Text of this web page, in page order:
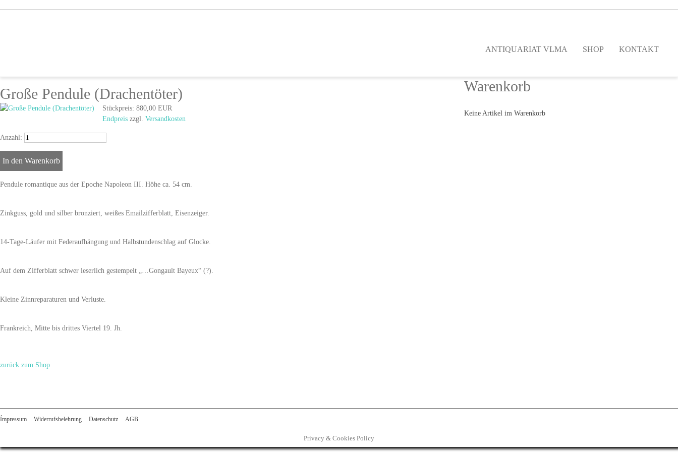
ANTIQUARIAT VLMA SHOP KONTAKT
Große Pendule (Drachentöter)
Stückpreis: 880,00 EUR
Endpreis zzgl. Versandkosten
Anzahl:
Pendule romantique aus der Epoche Napoleon III. Höhe ca. 54 cm.
Zinkguss, gold und silber bronziert, weißes Emailzifferblatt, Eisenzeiger.
14-Tage-Läufer mit Federaufhängung und Halbstundenschlag auf Glocke.
Auf dem Zifferblatt schwer leserlich gestempelt „…Gongault Bayeux“ (?).
Kleine Zinnreparaturen und Verluste.
Frankreich, Mitte bis drittes Viertel 19. Jh.
zurück zum Shop
Warenkorb
Keine Artikel im Warenkorb
Ímpressum Widerrufsbelehrung Datenschutz AGB
Privacy & Cookies Policy